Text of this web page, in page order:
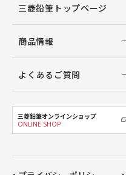
三菱鉛筆トップページ
商品情報
よくあるご質問
三菱鉛筆オンラインショップ
ONLINE SHOP